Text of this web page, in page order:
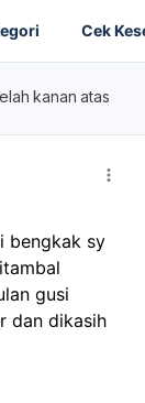
Cek
kanan atas
bengkak sy
gusi
dan dikasih